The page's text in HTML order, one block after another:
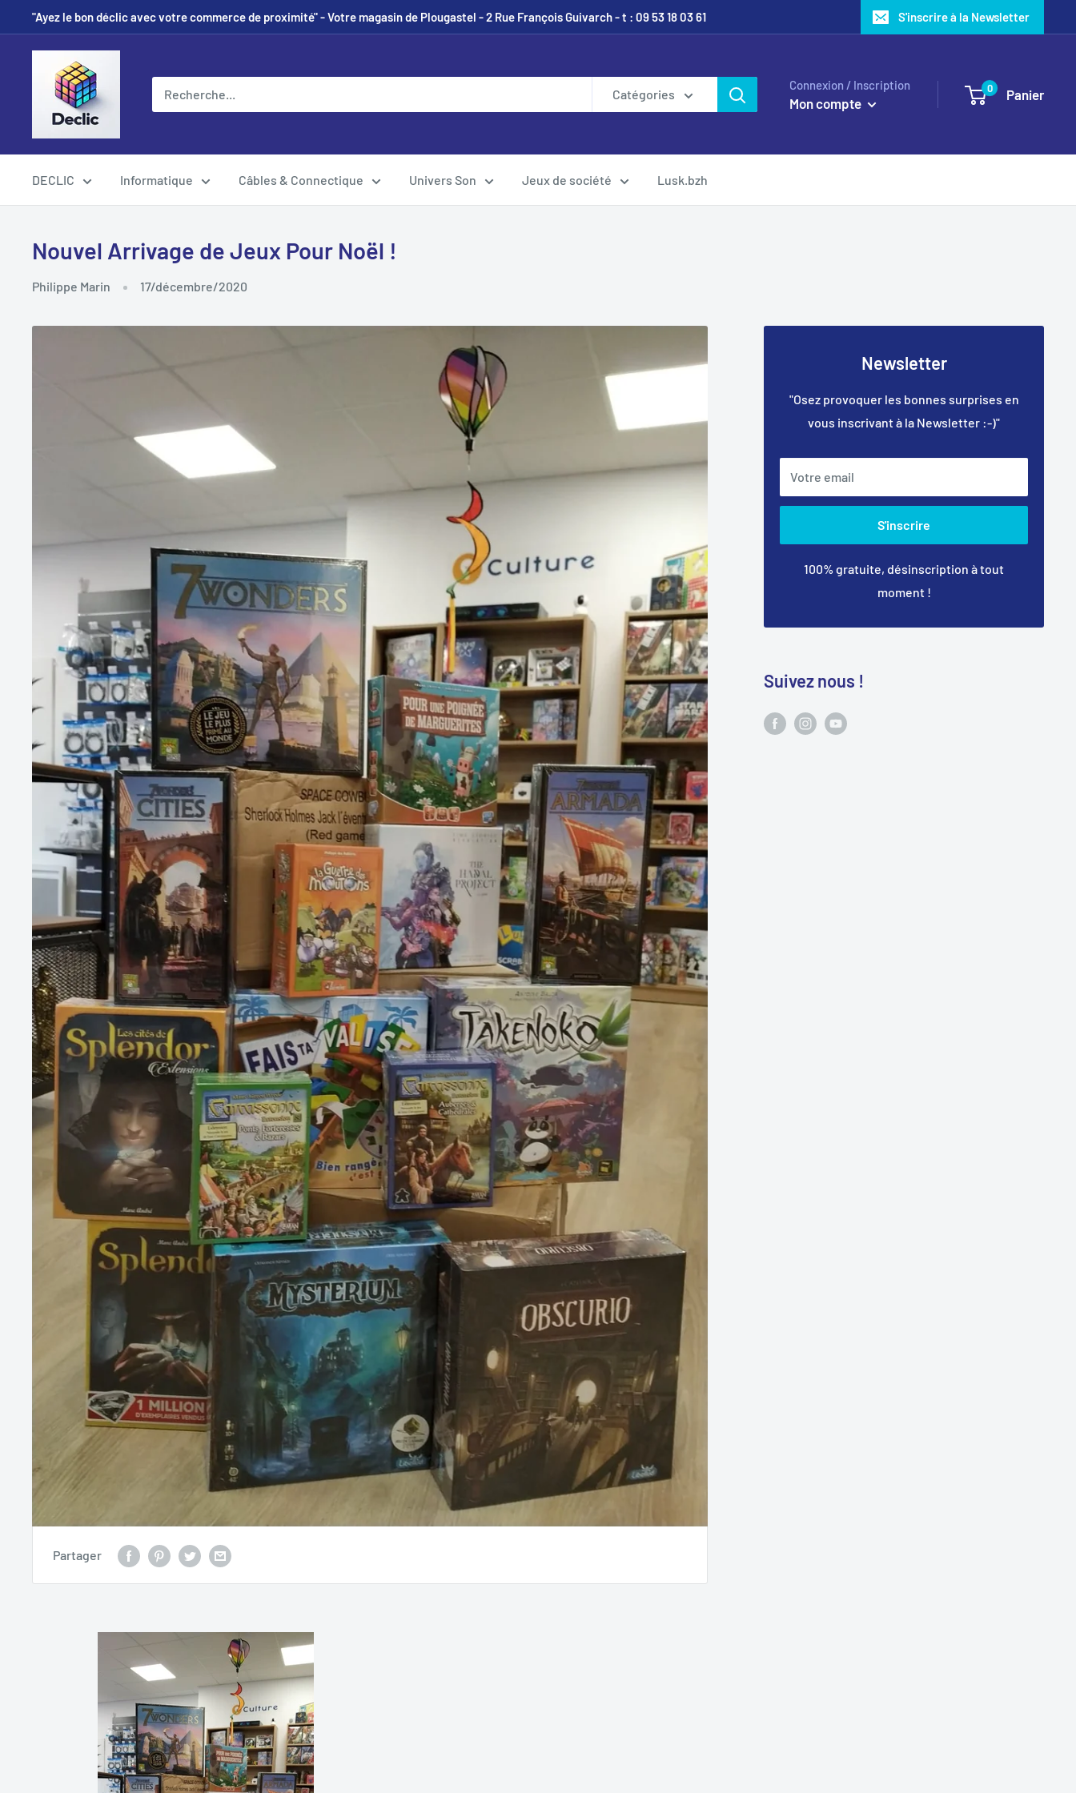
"Ayez le bon déclic avec votre commerce de proximité" - Votre magasin de Plougastel - 2 Rue François Guivarch - t : 09 53 18 03 61 S'inscrire à la Newsletter
Catégories
Connexion / Inscription
Mon compte
0 Panier
DECLIC Informatique Câbles & Connectique Univers Son Jeux de société Lusk.bzh
Nouvel Arrivage de Jeux Pour Noël !
Philippe Marin 17/décembre/2020
Partager
Newsletter
"Osez provoquer les bonnes surprises en
vous inscrivant à la Newsletter :-)"
Votre email
S'inscrire
100% gratuite, désinscription à tout
moment !
Suivez nous !